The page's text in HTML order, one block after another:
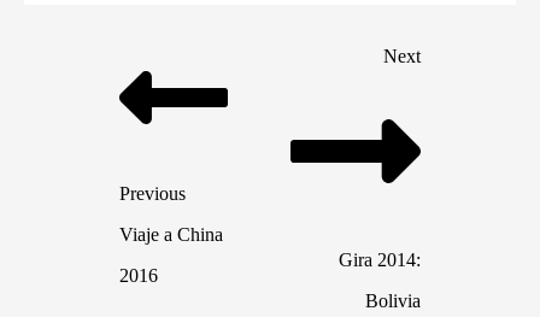
Previous
Viaje a China
2016
Next
Gira 2014:
Bolivia